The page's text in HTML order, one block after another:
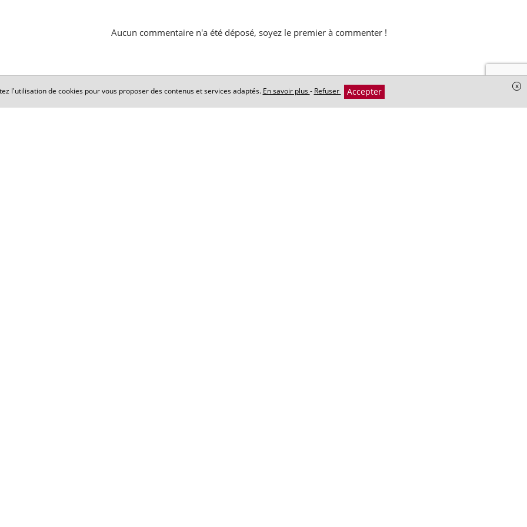
Aucun commentaire n'a été déposé, soyez le premier à commenter !
l'utilisation de cookies pour vous proposer des contenus et services adaptés. En savoir plus- Refuser Accepter
x